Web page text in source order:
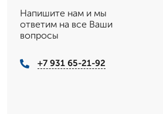
Напишите нам и мы
ответим на все Ваши
вопросы
+7 931 65-21-92